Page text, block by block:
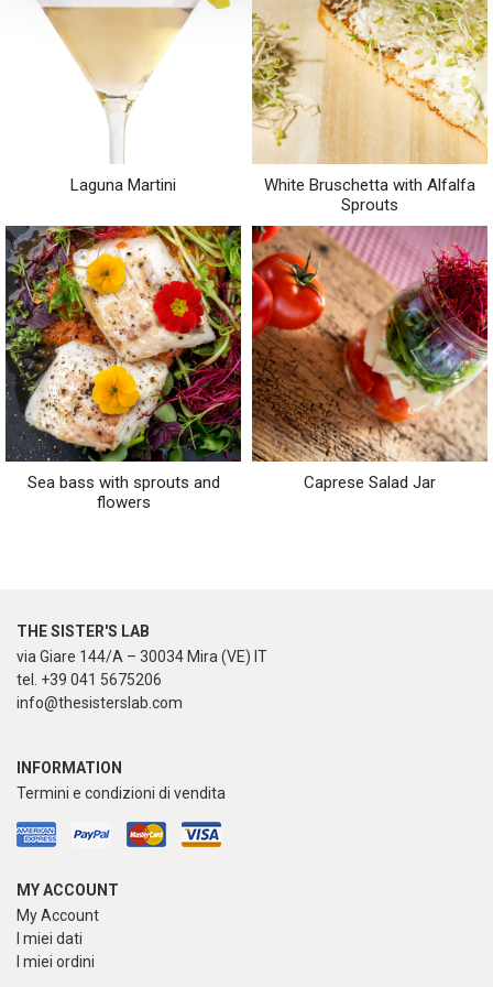
Laguna Martini
White Bruschetta with Alfalfa
Sprouts
Sea bass with sprouts and
flowers
Caprese Salad Jar
THE SISTER'S LAB
via Giare 144/A – 30034 Mira (VE) IT
tel. +39 041 5675206
info@thesisterslab.com
INFORMATION
Termini e condizioni di vendita
MY ACCOUNT
My Account
I miei dati
I miei ordini